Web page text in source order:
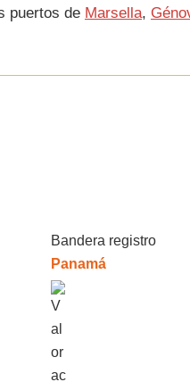
puertos de Marsella,
Bandera registro
Panamá